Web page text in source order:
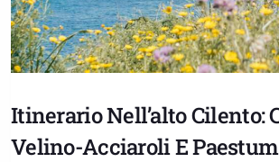
Itinerario Nell’alto Cilento:
Velino-Acciaroli E Paestum